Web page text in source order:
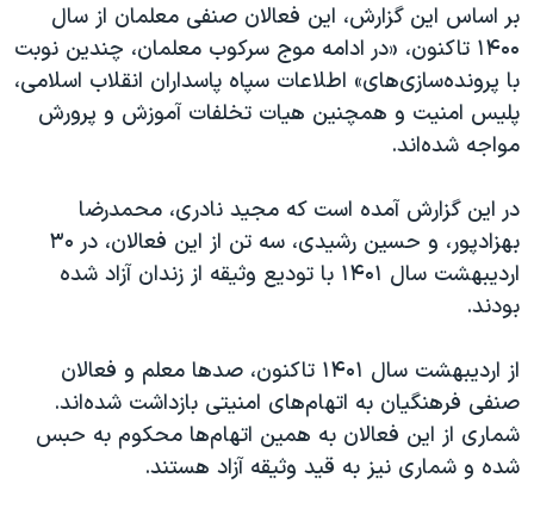
بر اساس این گزارش، این فعالان صنفی معلمان از سال
۱۴۰۰ تاکنون، «در ادامه موج سرکوب معلمان، چندین نوبت
با پرونده‌سازی‌های» اطلاعات سپاه پاسداران انقلاب اسلامی،
پلیس امنیت و همچنین هیات تخلفات آموزش و پرورش
مواجه شده‌اند.
در این گزارش آمده است که مجید نادری، محمدرضا
بهزادپور، و حسین رشیدی، سه تن از این فعالان، در ۳۰
اردیبهشت سال ۱۴۰۱ با تودیع وثیقه از زندان آزاد شده
بودند.
از اردیبهشت سال ۱۴۰۱ تاکنون، صدها معلم و فعالان
صنفی فرهنگیان به اتهام‌های امنیتی بازداشت شده‌اند.
شماری از این فعالان به همین اتهام‌ها محکوم به حبس
شده و شماری نیز به قید وثیقه آزاد هستند.